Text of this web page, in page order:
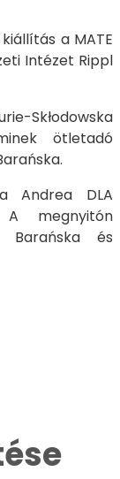
a MATE
Intézet Rippl
Skłodowska
ötletadó
Andrea DLA
A megnyitón
Barańska és